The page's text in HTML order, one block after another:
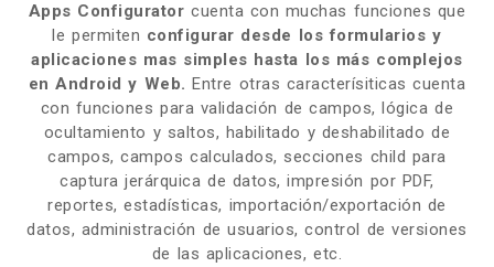
Apps Configuratorcuenta con muchas funciones que
le permiten configurar desde los formularios y
aplicaciones mas simples hasta los más complejos
en Android y Web. Entre otras caracterísiticas cuenta
con funciones para validación de campos, lógica de
ocultamiento y saltos, habilitado y deshabilitado de
campos, campos calculados, secciones child para
captura jerárquica de datos, impresión por PDF,
reportes, estadísticas, importación/exportación de
datos, administración de usuarios, control de versiones
de las aplicaciones, etc.